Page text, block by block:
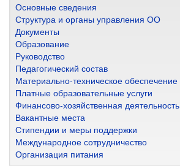
Основные сведения
Структура и органы управления ОО
Документы
Образование
Руководство
Педагогический состав
Материально-техническое обеспечение
Платные образовательные услуги
Финансово-хозяйственная деятельность
Вакантные места
Стипендии и меры поддержки
Международное сотрудничество
Организация питания